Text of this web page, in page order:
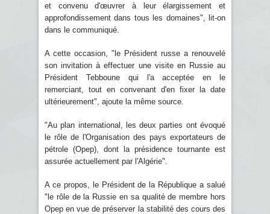
et convenu d'œuvrer à leur élargissement et
approfondissement dans tous les domaines", lit-on
dans le communiqué.
A cette occasion, "le Président russe a renouvelé
son invitation à effectuer une visite en Russie au
Président Tebboune qui l'a acceptée en le
remerciant, tout en convenant d'en fixer la date
ultérieurement", ajoute la même source.
"Au plan international, les deux parties ont évoqué
le rôle de l'Organisation des pays exportateurs de
pétrole (Opep), dont la présidence tournante est
assurée actuellement par l'Algérie".
A ce propos, le Président de la République a salué
"le rôle de la Russie en sa qualité de membre hors
Opep en vue de préserver la stabilité des cours des